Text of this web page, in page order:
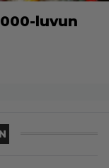
luvun